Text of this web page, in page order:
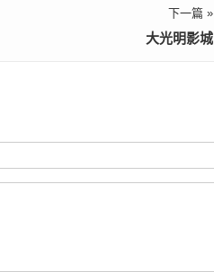
下一篇 »
大光明影城